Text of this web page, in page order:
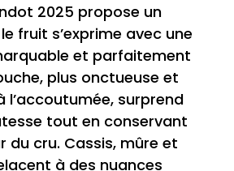
2025 propose un
fruit s’exprime avec une
et parfaitement
plus onctueuse et
l’accoutumée, surprend
tout en conservant
du cru. Cassis, mûre et
à des nuances